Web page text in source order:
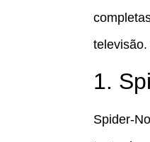
1.
Spider-